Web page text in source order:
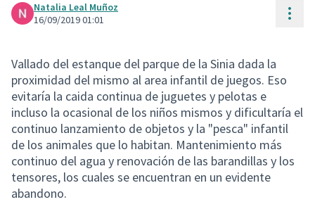
Natalia Leal Muñoz
16/09/2019 01:01
Vallado del estanque del parque de la Sinia dada la
proximidad del mismo al area infantil de juegos. Eso
evitaría la caida continua de juguetes y pelotas e
incluso la ocasional de los niños mismos y dificultaría el
continuo lanzamiento de objetos y la "pesca" infantil
de los animales que lo habitan. Mantenimiento más
continuo del agua y renovación de las barandillas y los
tensores, los cuales se encuentran en un evidente
abandono.